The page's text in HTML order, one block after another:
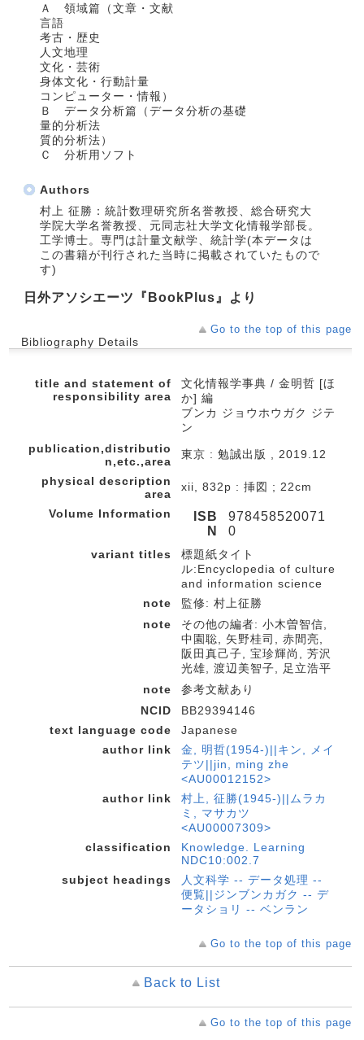
Ａ 領域篇（文章・文献
言語
考古・歴史
人文地理
文化・芸術
身体文化・行動計量
コンピューター・情報）
Ｂ データ分析篇（データ分析の基礎
量的分析法
質的分析法）
Ｃ 分析用ソフト
Authors
村上 征勝：統計数理研究所名誉教授、総合研究大
学院大学名誉教授、元同志社大学文化情報学部長。
工学博士。専門は計量文献学、統計学(本データは
この書籍が刊行された当時に掲載されていたもので
す)
日外アソシエーツ『BookPlus』より
Go to the top of this page
Bibliography Details
title and statement of
responsibility area
文化情報学事典 / 金明哲 [ほ
か] 編
ブンカ ジョウホウガク ジテ
ン
publication,distributio
n,etc.,area
東京 : 勉誠出版 , 2019.12
physical description
area
xii, 832p : 挿図 ; 22cm
Volume Information
ISB
N
978458520071
0
variant titles
標題紙タイト
ル:Encyclopedia of culture
and information science
note
監修: 村上征勝
note
その他の編者: 小木曽智信,
中園聡, 矢野桂司, 赤間亮,
阪田真己子, 宝珍輝尚, 芳沢
光雄, 渡辺美智子, 足立浩平
note
参考文献あり
NCID
BB29394146
text language code
Japanese
author link
金, 明哲(1954-)||キン, メイ
テツ||jin, ming zhe
<AU00012152>
author link
村上, 征勝(1945-)||ムラカ
ミ, マサカツ
<AU00007309>
classification
Knowledge. Learning
NDC10:002.7
subject headings
人文科学 -- データ処理 --
便覧||ジンブンカガク -- デ
ータショリ -- ベンラン
Go to the top of this page
Back to List
Go to the top of this page